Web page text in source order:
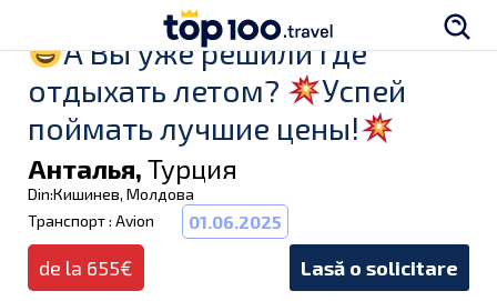
А Вы уже решили где
отдыхать летом?
Успей
поймать лучшие цены!
Анталья, Турция
Din:Кишинев, Молдова
Транспорт : Avion
01.06.2025
de la 655€ Lasă o solicitare